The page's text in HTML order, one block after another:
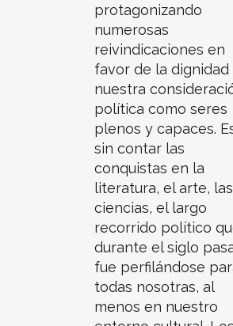
protagonizando
numerosas
reivindicaciones en
favor de la dignidad
nuestra
política como seres
plenos y capaces.
sin contar las
conquistas en la
literatura, el arte, las
ciencias, el largo
recorrido político
durante el siglo
fue perfilándose
todas nosotras, al
menos en nuestro